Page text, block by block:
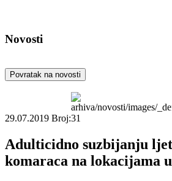
Novosti
Povratak na novosti
29.07.2019 Broj:31
Adulticidno suzbijanju
komaraca na lokacijama